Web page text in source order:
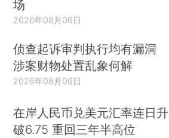
场
2026年08月06日
侦查起诉审判执行均有漏洞
涉案财物处置乱象何解
2026年08月06日
在岸人民币兑美元汇率连日升
破6.75 重回三年半高位